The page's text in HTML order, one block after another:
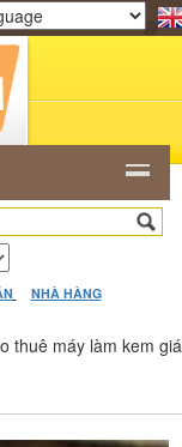
Translate
NHÀ HÀNG
thuê máy làm kem giá